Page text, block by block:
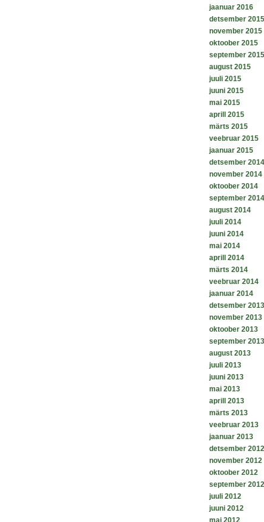
jaanuar 2016
detsember 2015
november 2015
oktoober 2015
september 2015
august 2015
juuli 2015
juuni 2015
mai 2015
aprill 2015
märts 2015
veebruar 2015
jaanuar 2015
detsember 2014
november 2014
oktoober 2014
september 2014
august 2014
juuli 2014
juuni 2014
mai 2014
aprill 2014
märts 2014
veebruar 2014
jaanuar 2014
detsember 2013
november 2013
oktoober 2013
september 2013
august 2013
juuli 2013
juuni 2013
mai 2013
aprill 2013
märts 2013
veebruar 2013
jaanuar 2013
detsember 2012
november 2012
oktoober 2012
september 2012
juuli 2012
juuni 2012
mai 2012